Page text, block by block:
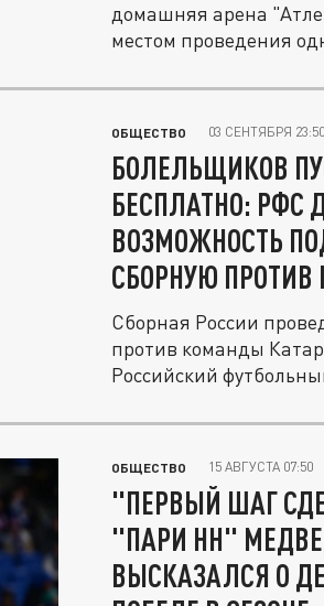
домашняя арена
местом проведения
ОБЩЕСТВО 03 СЕНТЯБРЯ 23:50
БОЛЕЛЬЩИКОВ
БЕСПЛАТНО: РФС
ВОЗМОЖНОСТЬ
СБОРНУЮ ПРОТИВ
Сборная России
против команды
Российский
ОБЩЕСТВО 15 АВГУСТА 07:50
"ПЕРВЫЙ ШАГ
"ПАРИ НН"
ВЫСКАЗАЛСЯ О